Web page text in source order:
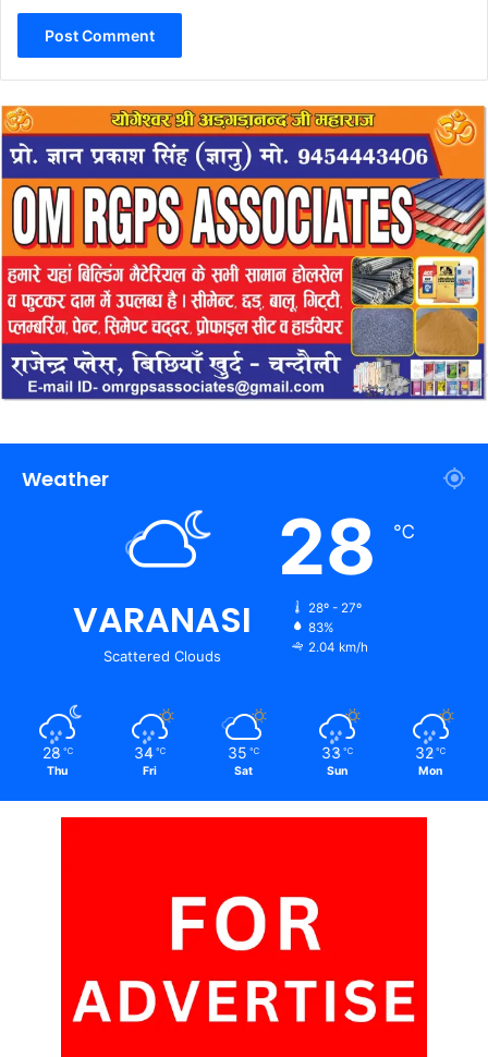
Weather
VARANASI
Scattered Clouds
28 ℃
28º - 27º
83%
2.04 km/h
28 ℃
Thu
34 ℃
Fri
35 ℃
Sat
33 ℃
Sun
32 ℃
Mon